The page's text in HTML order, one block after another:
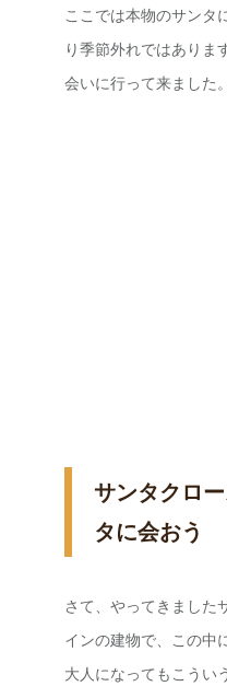
ここでは本物のサンタ
り季節外れではありま
会いに行って来ました。
サンタクロ
タに会おう
さて、やってきました
インの建物で、この中
大人になってもこうい